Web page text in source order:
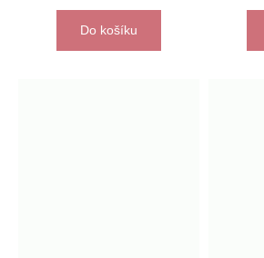
Do košíku